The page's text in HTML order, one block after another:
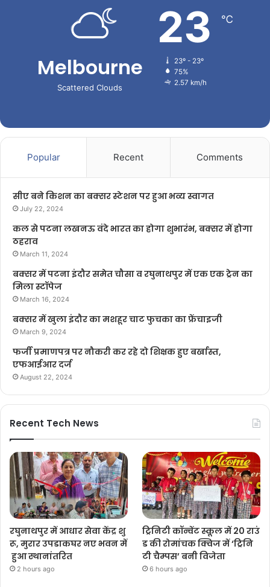
Melbourne
Scattered Clouds
23 ℃
23º - 23º
75%
2.57 km/h
Popular Recent Comments
सीए बने किशन का बक्सर स्टेशन पर हुआ भव्य स्वागत
July 22, 2024
कल से पटना लखनऊ वंदे भारत का होगा शुभारंभ, बक्सर में होगा
ठहराव
March 11, 2024
बक्सर में पटना इंदौर समेत चौसा व रघुनाथपुर में एक एक ट्रेन का
मिला स्टॉपेज
March 16, 2024
बक्सर में खुला इंदौर का मशहूर चाट फुचका का फ्रेंचाइजी
March 9, 2024
फर्जी प्रमाणपत्र पर नौकरी कर रहे दो शिक्षक हुए बर्खास्त,
एफआईआर दर्ज
August 22, 2024
Recent Tech News
रघुनाथपुर में आधार सेवा केंद्र शु
रू, मुरार उपडाकघर नए भवन में
हुआ स्थानांतरित
2 hours ago
ट्रिनिटी कॉन्वेंट स्कूल में 20 राउं
ड की रोमांचक क्विज में ‘ट्रिनि
टी चैम्पस’ बनी विजेता
6 hours ago